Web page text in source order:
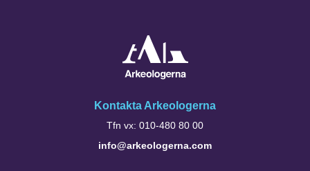
Kontakta Arkeologerna
Tfn vx: 010-480 80 00
info@arkeologerna.com